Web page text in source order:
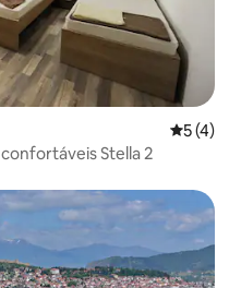
5 de
5 (4)
Stella 2